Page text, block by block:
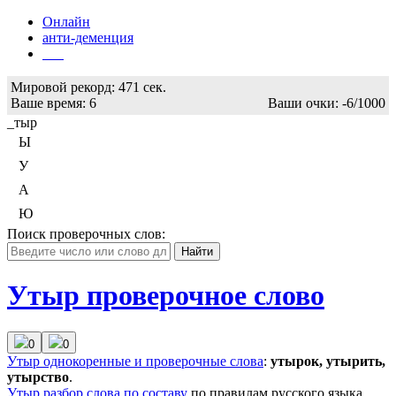
Онлайн
анти-деменция
Мировой рекорд: 471 сек.
Ваше время: 6 Ваши очки: -6/1000
_тыр
Ы
У
А
Ю
Поиск проверочных слов:
Утыр проверочное слово
0 0
Утыр однокоренные и проверочные слова: утырок, утырить,
утырство.
Утыр разбор слова по составу по правилам русского языка